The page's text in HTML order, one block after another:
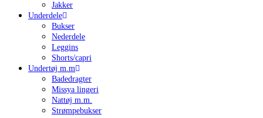
Jakker
Underdele
Bukser
Nederdele
Leggins
Shorts/capri
Undertøj m.m
Badedragter
Missya lingeri
Nattøj m.m.
Strømpebukser